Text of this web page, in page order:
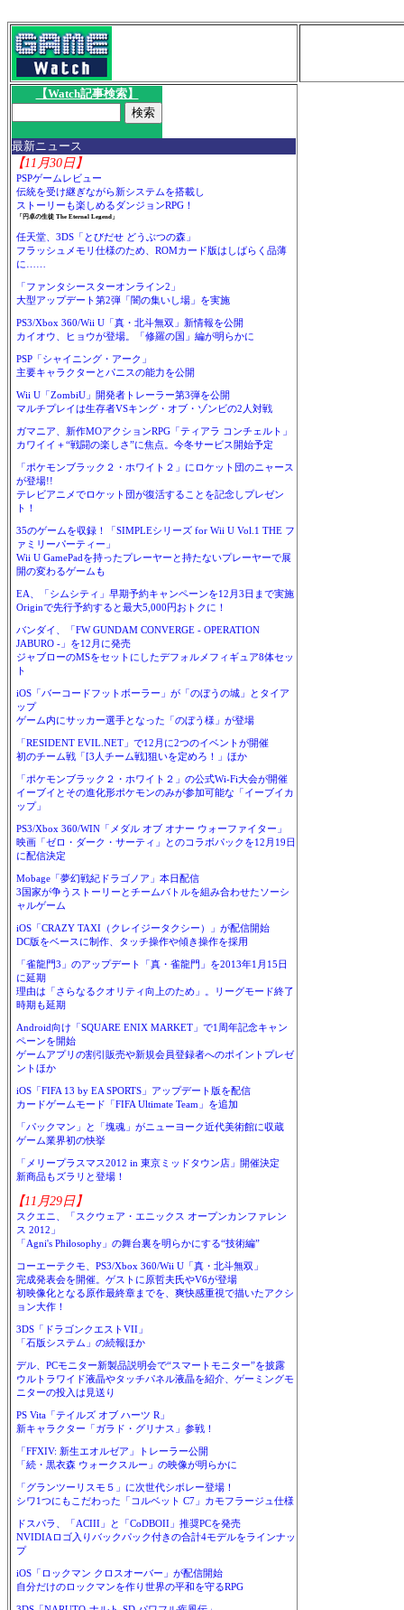
【Watch記事検索】
最新ニュース
【11月30日】
PSPゲームレビュー
伝統を受け継ぎながら新システムを搭載し
ストーリーも楽しめるダンジョンRPG！
「円卓の生徒 The Eternal Legend」
任天堂、3DS「とびだせ どうぶつの森」
フラッシュメモリ仕様のため、ROMカード版はしばらく品薄
に……
「ファンタシースターオンライン2」
大型アップデート第2弾「闇の集いし場」を実施
PS3/Xbox 360/Wii U「真・北斗無双」新情報を公開
カイオウ、ヒョウが登場。「修羅の国」編が明らかに
PSP「シャイニング・アーク」
主要キャラクターとパニスの能力を公開
Wii U「ZombiU」開発者トレーラー第3弾を公開
マルチプレイは生存者VSキング・オブ・ゾンビの2人対戦
ガマニア、新作MOアクションRPG「ティアラ コンチェルト」
カワイイ＋“戦闘の楽しさ”に焦点。今冬サービス開始予定
「ポケモンブラック２・ホワイト２」にロケット団のニャース
が登場!!
テレビアニメでロケット団が復活することを記念しプレゼン
ト！
35のゲームを収録！「SIMPLEシリーズ for Wii U Vol.1 THE フ
ァミリーパーティー」
Wii U GamePadを持ったプレーヤーと持たないプレーヤーで展
開の変わるゲームも
EA、「シムシティ」早期予約キャンペーンを12月3日まで実施
Originで先行予約すると最大5,000円おトクに！
バンダイ、「FW GUNDAM CONVERGE - OPERATION
JABURO -」を12月に発売
ジャブローのMSをセットにしたデフォルメフィギュア8体セッ
ト
iOS「バーコードフットボーラー」が「のぼうの城」とタイア
ップ
ゲーム内にサッカー選手となった「のぼう様」が登場
「RESIDENT EVIL.NET」で12月に2つのイベントが開催
初のチーム戦「[3人チーム戦]狙いを定めろ！」ほか
「ポケモンブラック２・ホワイト２」の公式Wi-Fi大会が開催
イーブイとその進化形ポケモンのみが参加可能な「イーブイカ
ップ」
PS3/Xbox 360/WIN「メダル オブ オナー ウォーファイター」
映画「ゼロ・ダーク・サーティ」とのコラボパックを12月19日
に配信決定
Mobage「夢幻戦紀ドラゴノア」本日配信
3国家が争うストーリーとチームバトルを組み合わせたソーシ
ャルゲーム
iOS「CRAZY TAXI（クレイジータクシー）」が配信開始
DC版をベースに制作、タッチ操作や傾き操作を採用
「雀龍門3」のアップデート「真・雀龍門」を2013年1月15日
に延期
理由は「さらなるクオリティ向上のため」。リーグモード終了
時期も延期
Android向け「SQUARE ENIX MARKET」で1周年記念キャン
ペーンを開始
ゲームアプリの割引販売や新規会員登録者へのポイントプレゼ
ントほか
iOS「FIFA 13 by EA SPORTS」アップデート版を配信
カードゲームモード「FIFA Ultimate Team」を追加
「パックマン」と「塊魂」がニューヨーク近代美術館に収蔵
ゲーム業界初の快挙
「メリープラスマス2012 in 東京ミッドタウン店」開催決定
新商品もズラリと登場！
【11月29日】
スクエニ、「スクウェア・エニックス オープンカンファレン
ス 2012」
「Agni's Philosophy」の舞台裏を明らかにする“技術編”
コーエーテクモ、PS3/Xbox 360/Wii U「真・北斗無双」
完成発表会を開催。ゲストに原哲夫氏やV6が登場
初映像化となる原作最終章までを、爽快感重視で描いたアクシ
ョン大作！
3DS「ドラゴンクエストVII」
「石版システム」の続報ほか
デル、PCモニター新製品説明会で“スマートモニター”を披露
ウルトラワイド液晶やタッチパネル液晶を紹介、ゲーミングモ
ニターの投入は見送り
PS Vita「テイルズ オブ ハーツ R」
新キャラクター「ガラド・グリナス」参戦！
「FFXIV: 新生エオルゼア」トレーラー公開
「続・黒衣森 ウォークスルー」の映像が明らかに
「グランツーリスモ５」に次世代シボレー登場！
シワ1つにもこだわった「コルベット C7」カモフラージュ仕様
ドスパラ、「ACIII」と「CoDBOII」推奨PCを発売
NVIDIAロゴ入りバックパック付きの合計4モデルをラインナッ
プ
iOS「ロックマン クロスオーバー」が配信開始
自分だけのロックマンを作り世界の平和を守るRPG